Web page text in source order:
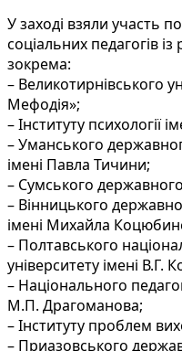
У заході взяли участь
соціальних педагогів із
зокрема:
– Великотирнівського
Мефодія»;
– Інституту психології
– Уманського
імені Павла Тичини;
– Сумського
– Вінницького
імені Михайла
– Полтавського
університету імені В.Г.
– Національного
М.П. Драгоманова;
– Інституту проблем
– Приазовського